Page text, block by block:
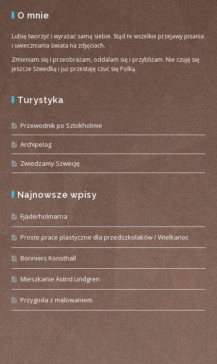
O mnie
Lubię tworzyć i wyrażać samą siebie. Stąd te wszelkie przejawy pisania
i uwieczniania świata na zdjęciach.
Zmieniam się i przeobrażam, oddalam się i przybliżam. Nie czuję się
jeszcze Szwedką i już przestaję czuć się Polką.
Turystyka
Przewodnik po Sztokholmie
Archipelag
Zwiedzamy Szwecję
Najnowsze wpisy
Fjäderholmarna
Proste prace plastyczne dla przedszkolaków / Wielkanoc
Bonniers Konsthall
Mieszkanie Astrid Lindgren
Przygoda z malowaniem